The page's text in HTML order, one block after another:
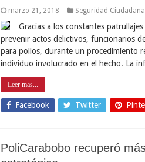
marzo 21, 2018 Seguridad Ciudadana
Gracias a los constantes
prevenir actos delictivos, funcionarios
para pollos, durante un procedimiento
individuo involucrado en el hecho. La
Leer mas...
Facebook Twitter
PoliCarabobo recuperó